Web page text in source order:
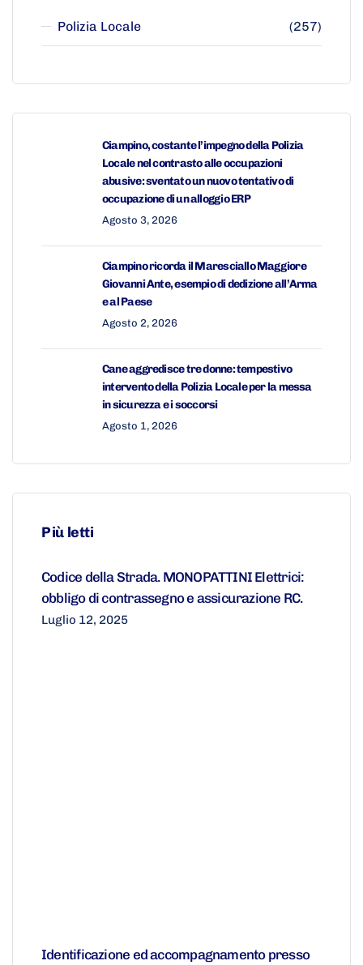
Polizia Locale (257)
Ciampino, costante l’impegno della Polizia
Locale nel contrasto alle occupazioni
abusive: sventato un nuovo tentativo di
occupazione di un alloggio ERP
Agosto 3, 2026
Ciampino ricorda il Maresciallo Maggiore
Giovanni Ante, esempio di dedizione all’Arma
e al Paese
Agosto 2, 2026
Cane aggredisce tre donne: tempestivo
intervento della Polizia Locale per la messa
in sicurezza e i soccorsi
Agosto 1, 2026
Più letti
Codice della Strada. MONOPATTINI Elettrici:
obbligo di contrassegno e assicurazione RC.
Luglio 12, 2025
Identificazione ed accompagnamento presso